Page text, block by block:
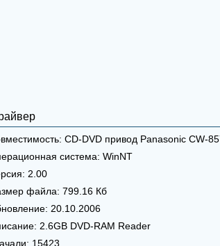
CD-DVD привод Panasonic CW-
система: WinNT
2.00
файла: 799.16 Кб
20.10.2006
2.6GB DVD-RAM Reader
15423